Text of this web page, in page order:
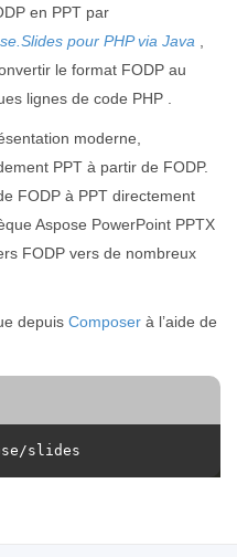
en PPT par
pour PHP via Java
le format FODP au
lignes de code PHP .
moderne,
PPT à partir de FODP.
FODP à PPT directement
Aspose PowerPoint PPTX
FODP vers de nombreux
depuis Composer à l’aide de
slides